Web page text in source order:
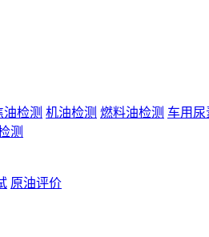
油检测 机油检测 燃料油检测 车用
测
原油评价